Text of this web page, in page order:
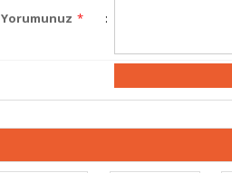
Yorumunuz * :